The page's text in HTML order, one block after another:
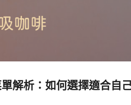
解析：如何選擇適合自